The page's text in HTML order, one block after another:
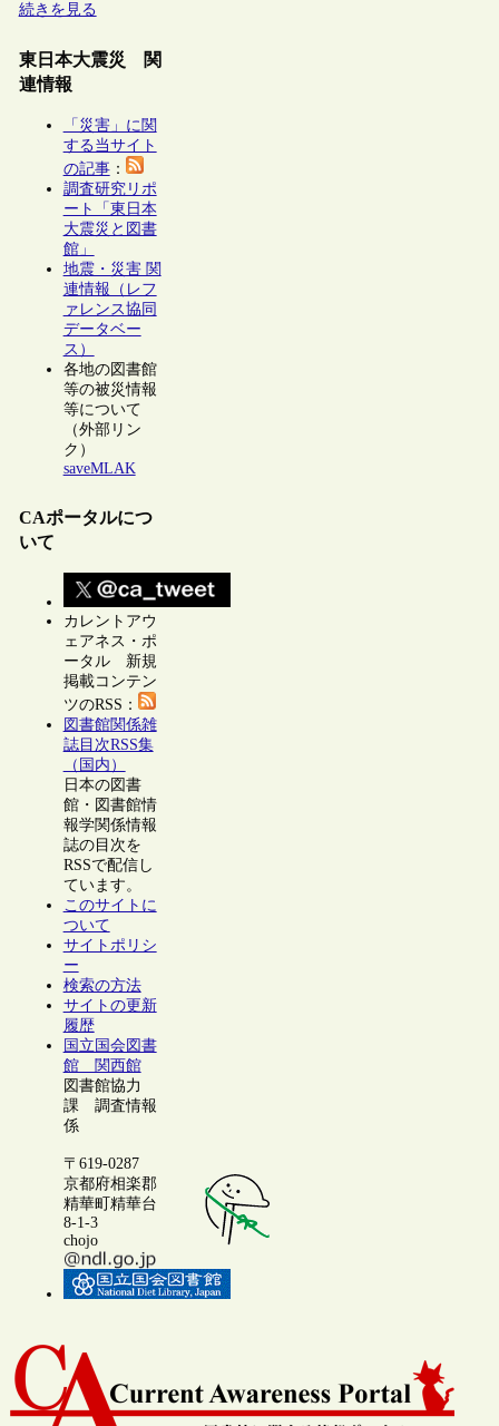
続きを見る
東日本大震災 関
連情報
「災害」に関
する当サイト
の記事：
調査研究リポ
ート「東日本
大震災と図書
館」
地震・災害 関
連情報（レフ
ァレンス協同
データベー
ス）
各地の図書館
等の被災情報
等について
（外部リン
ク）
saveMLAK
CAポータルにつ
いて
カレントアウ
ェアネス・ポ
ータル 新規
掲載コンテン
ツのRSS：
図書館関係雑
誌目次RSS集
（国内）
日本の図書
館・図書館情
報学関係情報
誌の目次を
RSSで配信し
ています。
このサイトに
ついて
サイトポリシ
ー
検索の方法
サイトの更新
履歴
国立国会図書
館 関西館
図書館協力
課 調査情報
係
〒619-0287
京都府相楽郡
精華町精華台
8-1-3
chojo